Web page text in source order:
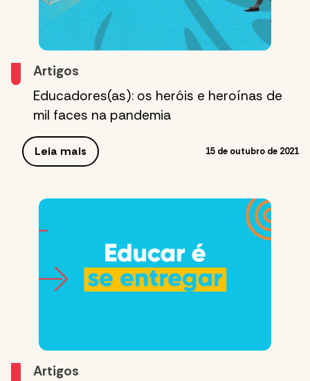
Artigos
Educadores(as): os heróis e heroínas de
mil faces na pandemia
Leia mais 15 de outubro de 2021
Artigos